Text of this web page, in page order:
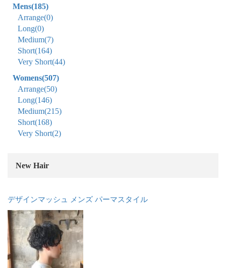
Mens(185)
Arrange(0)
Long(0)
Medium(7)
Short(164)
Very Short(44)
Womens(507)
Arrange(50)
Long(146)
Medium(215)
Short(168)
Very Short(2)
New Hair
デザインマッシュ メンズ パーマスタイル